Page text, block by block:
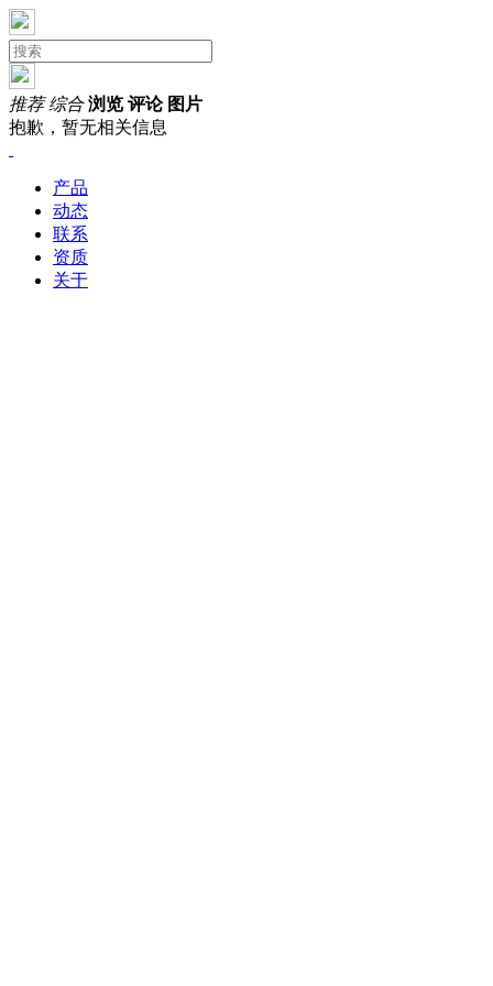
推荐 综合 浏览 评论 图片
抱歉，暂无相关信息
产品
动态
联系
资质
关于